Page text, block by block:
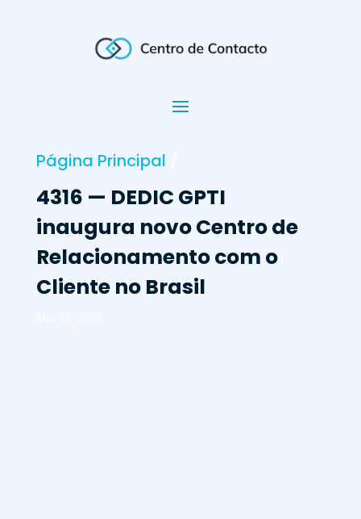
Página Principal
4316 — DEDIC GPTI
inaugura novo Centro de
Relacionamento com o
Cliente no Brasil